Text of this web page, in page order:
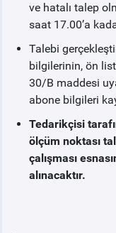
TEMİNAT
BÜLTENLER
DUYURULAR
BT HİZMET
ve hatalı talep
saat 17.00’a
Talebi
bilgilerinin, ön
30/B maddesi
abone bilgileri
Tedarikçisi
ölçüm noktası
çalışması
alınacaktır.